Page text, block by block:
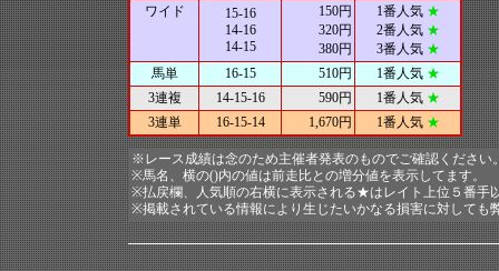
ワイド
15-16
14-16
14-15
150円
320円
380円
1番人気 ★
2番人気 ★
3番人気 ★
馬単
16-15 510円 1番人気 ★
3連複
14-15-16 590円 1番人気 ★
3連単
16-15-14 1,670円 1番人気 ★
※レース成績は念のため主催者発表のものでご確認ください
※馬名、横の()内の値は前走比との増分値を表示してます。
※払戻欄、人気順の右横に表示される★はレイト上位５番手
※掲載されている情報により生じたいかなる損害に対しても